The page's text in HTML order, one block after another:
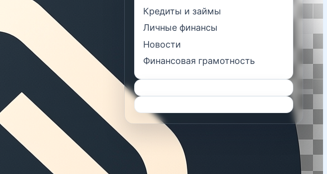
Кредиты и займы
Личные финансы
Новости
Финансовая грамотность